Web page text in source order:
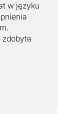
w języku
zdobyte